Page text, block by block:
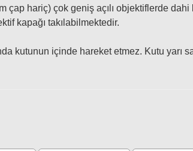
çap hariç) çok geniş açılı objektiflerde
kapağı takılabilmektedir.
kutunun içinde hareket etmez. Kutu